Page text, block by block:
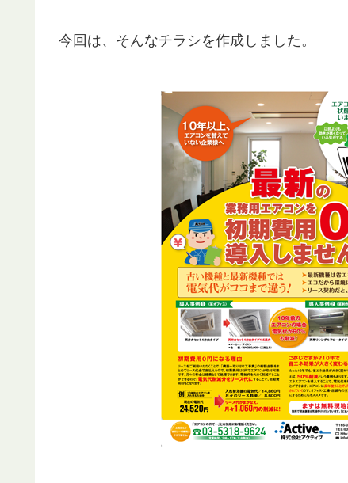
今回は、そんなチラシを作成しました。